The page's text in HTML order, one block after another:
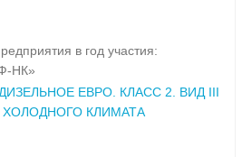
в год участия:
НК»
ЕВРО. КЛАСС 2. ВИД III
ХОЛОДНОГО КЛИМАТА